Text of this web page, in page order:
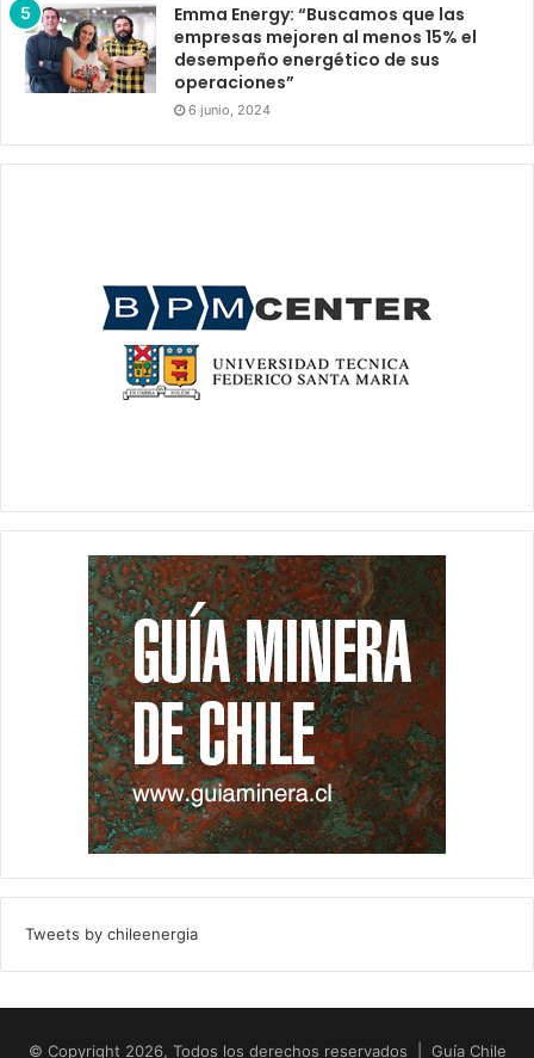
Emma Energy: “Buscamos que las
empresas mejoren al menos 15% el
desempeño energético de sus
operaciones”
6 junio, 2024
Tweets by chileenergia
© Copyright 2026, Todos los derechos reservados | Guía Chile